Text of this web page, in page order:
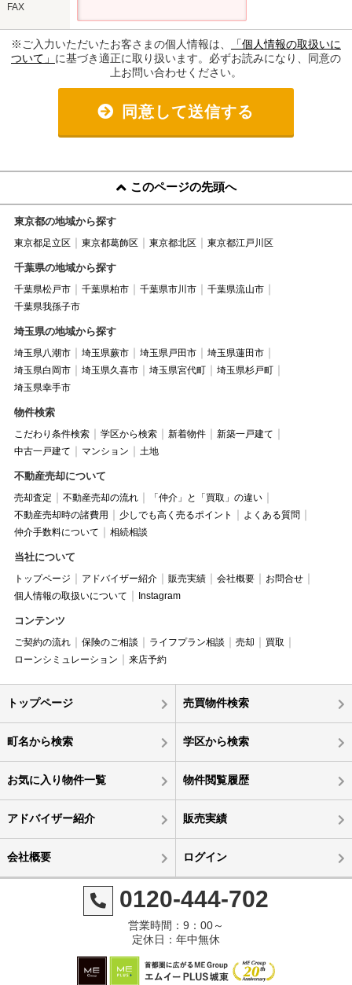
FAX
※ご入力いただいたお客さまの個人情報は、
「個人情報の取扱いに
ついて」 に基づき適正に取り扱います。必ずお読みになり、同意の
上お問い合わせください。
同意して送信する
このページの先頭へ
東京都の地域から探す
東京都足立区 東京都葛飾区 東京都北区 東京都江戸川区
千葉県の地域から探す
千葉県松戸市 千葉県柏市 千葉県市川市
千葉県流山市
千葉県我孫子市
埼玉県の地域から探す
埼玉県八潮市 埼玉県蕨市 埼玉県戸田市
埼玉県蓮田市
埼玉県白岡市
埼玉県久喜市 埼玉県宮代町
埼玉県杉戸町
埼玉県幸手市
物件検索
こだわり条件検索 学区から検索 新着物件
新築一戸建て
中古一戸建て
マンション 土地
不動産売却について
売却査定 不動産売却の流れ
「仲介」と「買取」の違い
不動産売却時の諸費用
少しでも高く売るポイント
よくある質問
仲介手数料について
相続相談
当社について
トップページ アドバイザー紹介 販売実績 会社概要
お問合せ
個人情報の取扱いについて
Instagram
コンテンツ
ご契約の流れ 保険のご相談 ライフプラン相談 売却
買取
ローンシミュレーション
来店予約
トップページ 売買物件検索
町名から検索 学区から検索
お気に入り物件一覧 物件閲覧履歴
アドバイザー紹介 販売実績
会社概要 ログイン
0120-444-702
営業時間：9：00～
定休日：年中無休